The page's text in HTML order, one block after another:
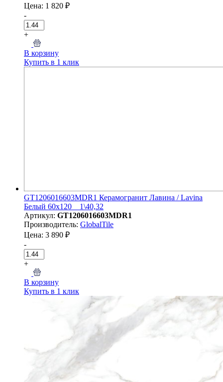
Цена: 1 820 ₽
-
+
В корзину
Купить в 1 клик
GT1206016603MDR1 Керамогранит Лавина / Lavina
Белый 60x120 _ 1\40,32
Артикул: GT1206016603MDR1
Производитель: GlobalTile
Цена: 3 890 ₽
-
+
В корзину
Купить в 1 клик